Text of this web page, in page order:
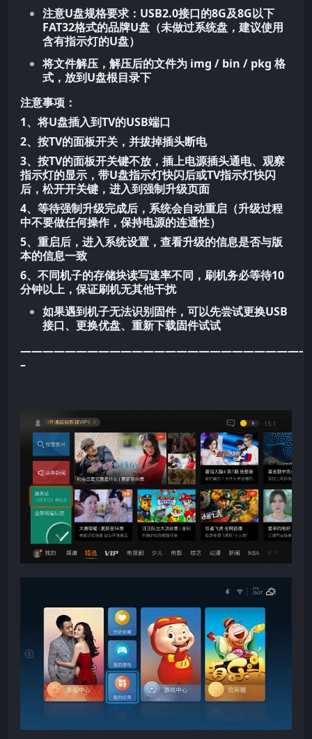
注意U盘规格要求：USB2.0接口的8G及8G以下
FAT32格式的品牌U盘（未做过系统盘，建议使用
含有指示灯的U盘）
将文件解压，解压后的文件为 img / bin / pkg 格
式，放到U盘根目录下
注意事项：
1、将U盘插入到TV的USB端口
2、按TV的面板开关，并拔掉插头断电
3、按TV的面板开关键不放，插上电源插头通电、观察
指示灯的显示，带U盘指示灯快闪后或TV指示灯快闪
后，松开开关键，进入到强制升级页面
4、等待强制升级完成后，系统会自动重启（升级过程
中不要做任何操作，保持电源的连通性）
5、重启后，进入系统设置，查看升级的信息是否与版
本的信息一致
6、不同机子的存储块读写速率不同，刷机务必等待10
分钟以上，保证刷机无其他干扰
如果遇到机子无法识别固件，可以先尝试更换USB
接口、更换优盘、重新下载固件试试
–